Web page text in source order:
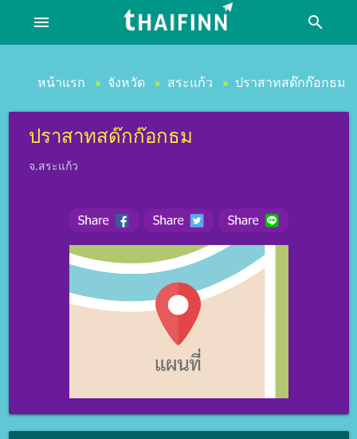
menu search
หน้าแรก » จังหวัด » สระแก้ว » ปราสาทสด๊กก๊อกธม
ปราสาทสด๊กก๊อกธม
จ.สระแก้ว